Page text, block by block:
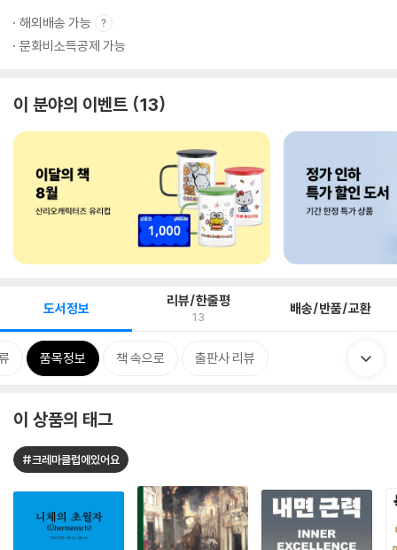
해외배송 가능
문화비소득공제 가능
이 분야의 이벤트 13
도서정보 리뷰/한줄평
13 배송/반품/교환
품목정보 책 속으로 출판사 리뷰
이 상품의 태그
#크레마클럽에있어요